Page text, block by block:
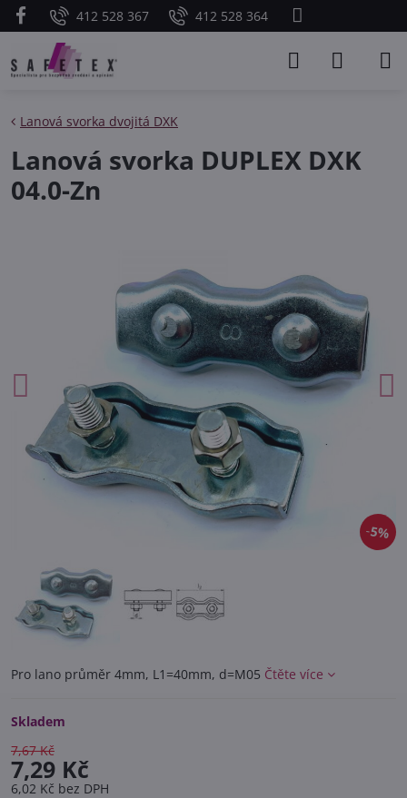
412 528 367 412 528 364
5%
Lanová svorka dvojitá DXK
Lanová svorka DUPLEX DXK
04.0-Zn
Pro lano průměr 4mm, L1=40mm, d=M05 Čtěte více
Skladem
7,67 Kč
7,29 Kč
6,02 Kč bez DPH